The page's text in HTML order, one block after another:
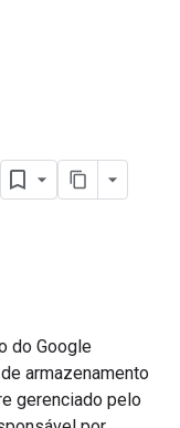
do Google
armazenamento
gerenciado pelo